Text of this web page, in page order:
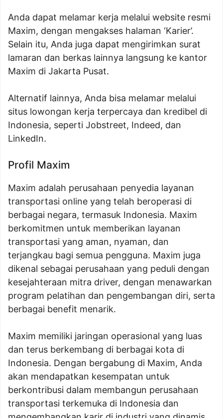
Anda dapat melamar kerja melalui website resmi
Maxim, dengan mengakses halaman ‘Karier’.
Selain itu, Anda juga dapat mengirimkan surat
lamaran dan berkas lainnya langsung ke kantor
Maxim di Jakarta Pusat.
Alternatif lainnya, Anda bisa melamar melalui
situs lowongan kerja terpercaya dan kredibel di
Indonesia, seperti Jobstreet, Indeed, dan
LinkedIn.
Profil Maxim
Maxim adalah perusahaan penyedia layanan
transportasi online yang telah beroperasi di
berbagai negara, termasuk Indonesia. Maxim
berkomitmen untuk memberikan layanan
transportasi yang aman, nyaman, dan
terjangkau bagi semua pengguna. Maxim juga
dikenal sebagai perusahaan yang peduli dengan
kesejahteraan mitra driver, dengan menawarkan
program pelatihan dan pengembangan diri, serta
berbagai benefit menarik.
Maxim memiliki jaringan operasional yang luas
dan terus berkembang di berbagai kota di
Indonesia. Dengan bergabung di Maxim, Anda
akan mendapatkan kesempatan untuk
berkontribusi dalam membangun perusahaan
transportasi terkemuka di Indonesia dan